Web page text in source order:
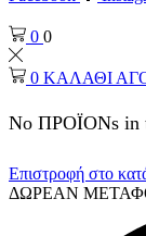
0 0
0 ΚΑΛΑΘΙ
No ΠΡΟΪΟΝs in
Επιστροφή στο
ΔΩΡΕΑΝ